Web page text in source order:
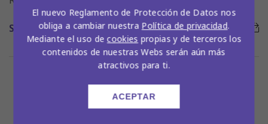
SEGUIR LEYENDO
El nuevo Reglamento de Protección de Datos nos
obliga a cambiar nuestra Política de privacidad.
Mediante el uso de cookies propias y de terceros los
contenidos de nuestras Webs serán aún más
atractivos para ti.
ACEPTAR